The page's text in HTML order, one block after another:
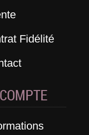
Fidélité